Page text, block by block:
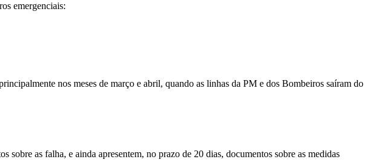
emergenciais:
nos meses de março e abril, quando as linhas da PM e dos Bombeiros saíram do
as falha, e ainda apresentem, no prazo de 20 dias, documentos sobre as medidas